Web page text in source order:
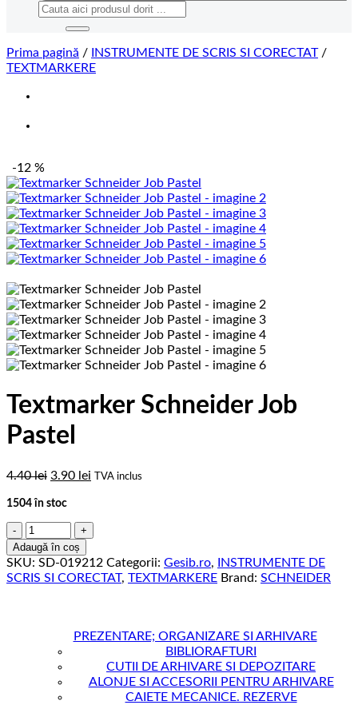
Caută
Prima pagină / INSTRUMENTE DE SCRIS SI CORECTAT /
TEXTMARKERE
-12 %
Textmarker Schneider Job
Pastel
4.40lei Prețul
a
fost:
4.40 lei.
3.90 lei Prețul
3.90 lei.
TVA inclus
1504 în stoc
Cantitate
Textmarker
Schneider
Job
Adaugă în coș
SKU: SD-019212 Categorii: Gesib.ro,
INSTRUMENTE DE
SCRIS SI CORECTAT, TEXTMARKERE Brand: SCHNEIDER
PREZENTARE; ORGANIZARE SI ARHIVARE
BIBLIORAFTURI
CUTII DE ARHIVARE SI DEPOZITARE
ALONJE SI ACCESORII PENTRU ARHIVARE
CAIETE MECANICE. REZERVE